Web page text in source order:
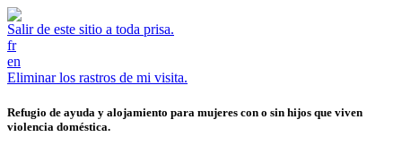
Salir de este sitio a toda prisa.
fr
en
Eliminar los rastros de mi visita.
Refugio de ayuda y alojamiento para mujeres con o sin hijos que viven
violencia doméstica.